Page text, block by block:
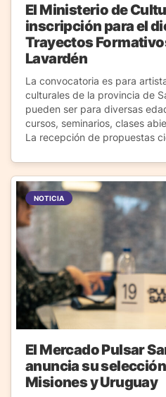
El Ministerio de
inscripción para el
Trayectos
Lavardén
La convocatoria es para
culturales de la provincia de
pueden ser para diversas
cursos, seminarios, clases
La recepción de propuestas
NOTICIA
El Mercado Pulsar
anuncia su
Misiones y Uruguay